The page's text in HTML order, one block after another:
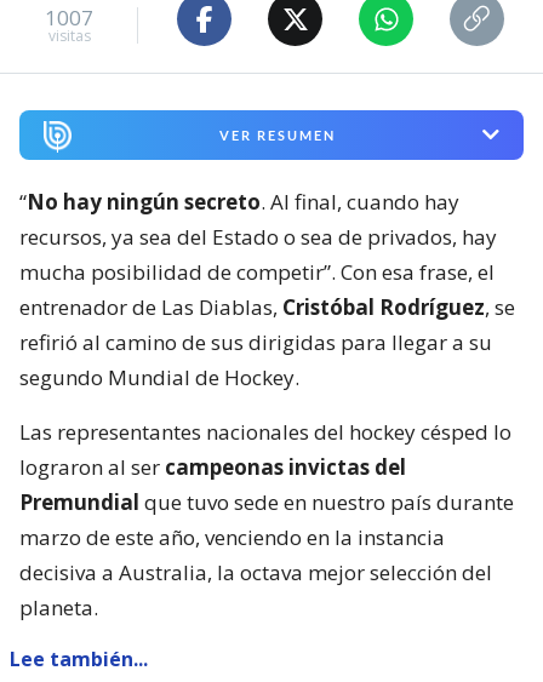
1007
visitas
VER RESUMEN
“No hay ningún secreto. Al final, cuando hay
recursos, ya sea del Estado o sea de privados, hay
mucha posibilidad de competir”. Con esa frase, el
entrenador de Las Diablas, Cristóbal Rodríguez, se
refirió al camino de sus dirigidas para llegar a su
segundo Mundial de Hockey.
Las representantes nacionales del hockey césped lo
lograron al ser campeonas invictas del
Premundial que tuvo sede en nuestro país durante
marzo de este año, venciendo en la instancia
decisiva a Australia, la octava mejor selección del
planeta.
Lee también...